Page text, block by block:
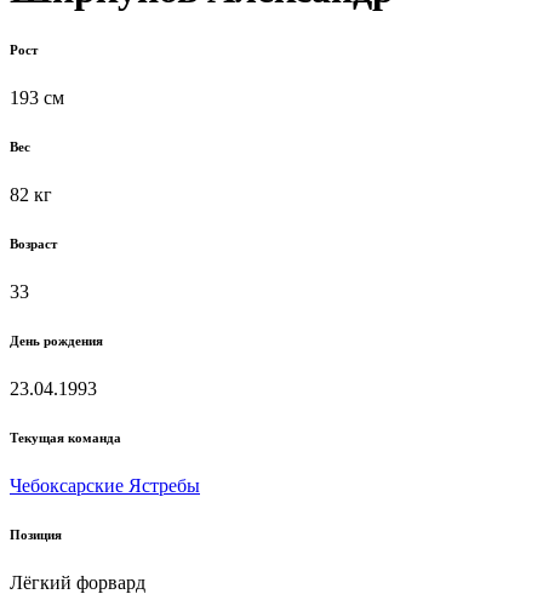
Рост
193 см
Вес
82 кг
Возраст
33
День рождения
23.04.1993
Текущая команда
Чебоксарские Ястребы
Позиция
Лёгкий форвард